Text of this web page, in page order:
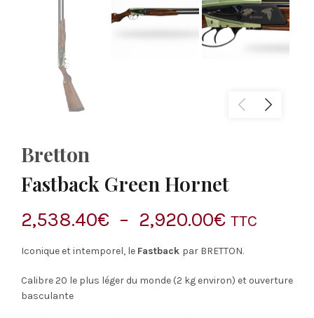
Bretton
Fastback Green Hornet
2,538.40€ – 2,920.00€Plage
de
prix :
TTC
Iconique et intemporel, le Fastback par BRETTON.
Calibre 20 le plus léger du monde (2 kg environ) et ouverture
basculante